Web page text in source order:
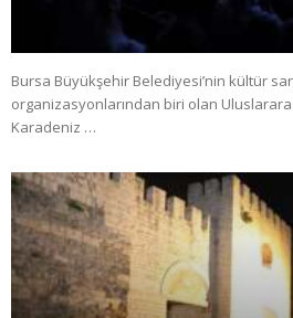
Bursa Büyükşehir Belediyesi’nin kültür
organizasyonlarından biri olan
Karadeniz …